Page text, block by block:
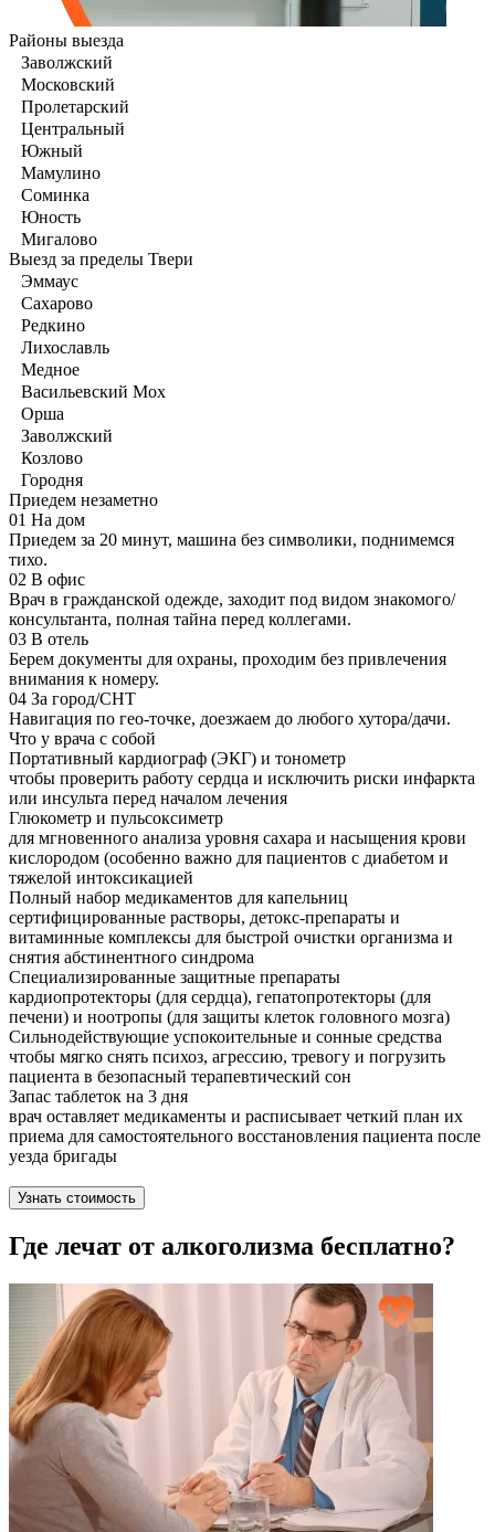
Районы выезда
Заволжский
Московский
Пролетарский
Центральный
Южный
Мамулино
Соминка
Юность
Мигалово
Выезд за пределы Твери
Эммаус
Сахарово
Редкино
Лихославль
Медное
Васильевский Мох
Орша
Заволжский
Козлово
Городня
Приедем незаметно
01 На дом
Приедем за 20 минут, машина без символики, поднимемся
тихо.
02 В офис
Врач в гражданской одежде, заходит под видом знакомого/
консультанта, полная тайна перед коллегами.
03 В отель
Берем документы для охраны, проходим без привлечения
внимания к номеру.
04 За город/СНТ
Навигация по гео-точке, доезжаем до любого хутора/дачи.
Что у врача с собой
Портативный кардиограф (ЭКГ) и тонометр
чтобы проверить работу сердца и исключить риски инфаркта
или инсульта перед началом лечения
Глюкометр и пульсоксиметр
для мгновенного анализа уровня сахара и насыщения крови
кислородом (особенно важно для пациентов с диабетом и
тяжелой интоксикацией
Полный набор медикаментов для капельниц
сертифицированные растворы, детокс-препараты и
витаминные комплексы для быстрой очистки организма и
снятия абстинентного синдрома
Специализированные защитные препараты
кардиопротекторы (для сердца), гепатопротекторы (для
печени) и ноотропы (для защиты клеток головного мозга)
Сильнодействующие успокоительные и сонные средства
чтобы мягко снять психоз, агрессию, тревогу и погрузить
пациента в безопасный терапевтический сон
Запас таблеток на 3 дня
врач оставляет медикаменты и расписывает четкий план их
приема для самостоятельного восстановления пациента после
уезда бригады
Узнать стоимость
Где лечат от алкоголизма бесплатно?